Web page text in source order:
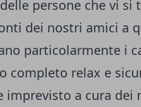
persone che vi si
dei nostri amici a
particolarmente i
completo relax e
imprevisto a cura